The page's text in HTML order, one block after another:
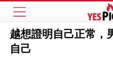
越想證明自己正常，
自己